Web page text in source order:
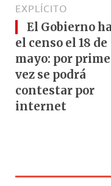
EXPLÍCITO
El Gobierno
el censo el 18 de
mayo: por
vez se podrá
contestar por
internet